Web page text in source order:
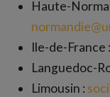
Haute-
Ile-de-France :
Languedoc-
Limousin :